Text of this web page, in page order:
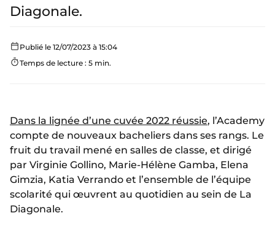
Diagonale.
Publié le 12/07/2023 à 15:04
Temps de lecture : 5 min.
Dans la lignée d’une cuvée 2022 réussie, l’Academy
compte de nouveaux bacheliers dans ses rangs. Le
fruit du travail mené en salles de classe, et dirigé
par Virginie Gollino, Marie-Hélène Gamba, Elena
Gimzia, Katia Verrando et l’ensemble de l’équipe
scolarité qui œuvrent au quotidien au sein de La
Diagonale.